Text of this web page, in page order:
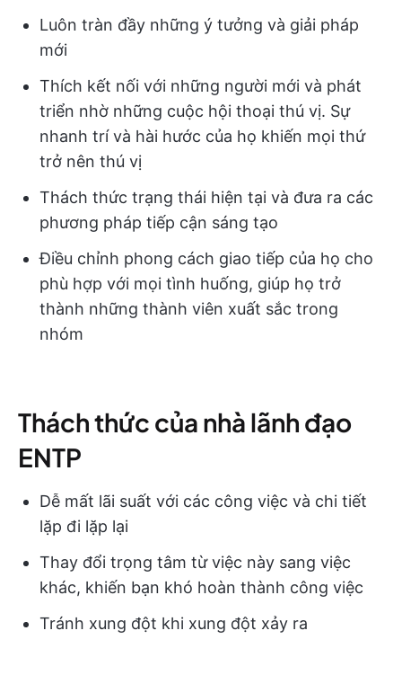
Luôn tràn đầy những ý tưởng và giải pháp
mới
Thích kết nối với những người mới và phát
triển nhờ những cuộc hội thoại thú vị. Sự
nhanh trí và hài hước của họ khiến mọi thứ
trở nên thú vị
Thách thức trạng thái hiện tại và đưa ra các
phương pháp tiếp cận sáng tạo
Điều chỉnh phong cách giao tiếp của họ cho
phù hợp với mọi tình huống, giúp họ trở
thành những thành viên xuất sắc trong
nhóm
Thách thức của nhà lãnh đạo
ENTP
Dễ mất lãi suất với các công việc và chi tiết
lặp đi lặp lại
Thay đổi trọng tâm từ việc này sang việc
khác, khiến bạn khó hoàn thành công việc
Tránh xung đột khi xung đột xảy ra